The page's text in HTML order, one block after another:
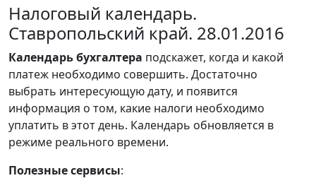
Налоговый календарь.
Ставропольский край. 28.01.2016
Календарьбухгалтера подскажет, когда и какой
платеж необходимо совершить. Достаточно
выбрать интересующую дату, и появится
информация о том, какие налоги необходимо
уплатить в этот день. Календарь обновляется в
режиме реального времени.
Полезные сервисы: